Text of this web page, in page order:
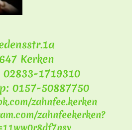
Kerken
02833-1719310
0157-50887750
zahnfee.kerken
zahnfeekerken?